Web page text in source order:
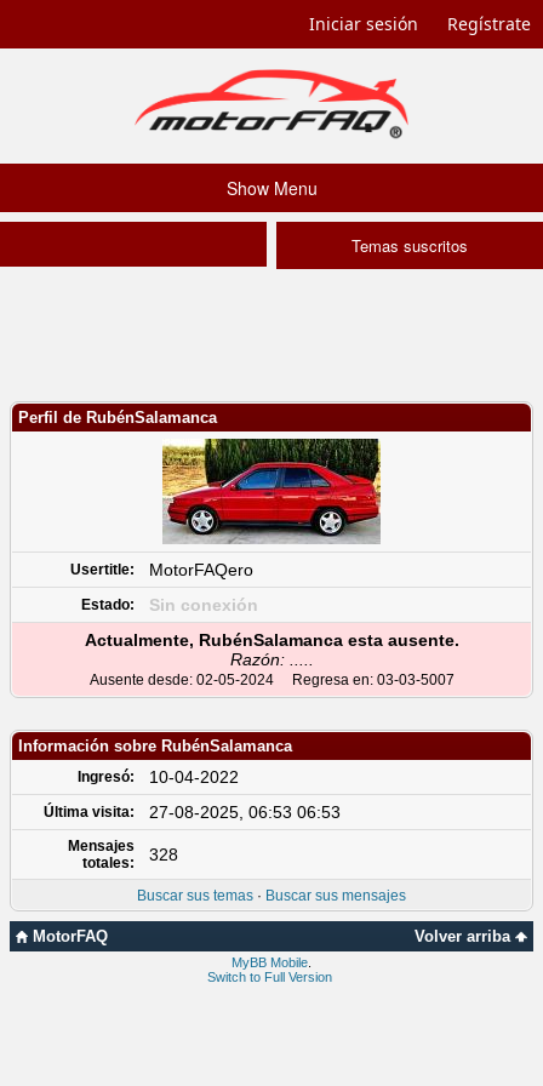
Iniciar sesión Regístrate
Show Menu
Temas suscritos
Perfil de RubénSalamanca
Usertitle: MotorFAQero
Estado:
Sin conexión
Actualmente, RubénSalamanca esta ausente.
Razón: .....
Ausente desde: 02-05-2024 Regresa en: 03-03-5007
Información sobre RubénSalamanca
Ingresó: 10-04-2022
Última visita: 27-08-2025, 06:53 06:53
Mensajes
totales:
328
Buscar sus temas · Buscar sus mensajes
Volver arriba
MotorFAQ
MyBB Mobile
Switch to Full Version